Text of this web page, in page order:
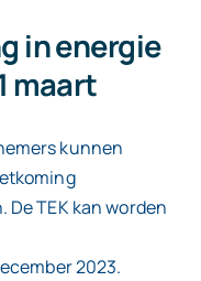
in energie
maart
kunnen
TEK kan worden
2023.